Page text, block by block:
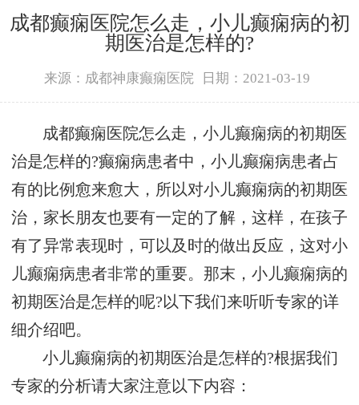
成都癫痫医院怎么走，小儿癫痫病的初
期医治是怎样的?
来源：成都神康癫痫医院 日期：2021-03-19
成都癫痫医院怎么走，小儿癫痫病的初期医
治是怎样的?癫痫病患者中，小儿癫痫病患者占
有的比例愈来愈大，所以对小儿癫痫病的初期医
治，家长朋友也要有一定的了解，这样，在孩子
有了异常表现时，可以及时的做出反应，这对小
儿癫痫病患者非常的重要。那末，小儿癫痫病的
初期医治是怎样的呢?以下我们来听听专家的详
细介绍吧。
小儿癫痫病的初期医治是怎样的?根据我们
专家的分析请大家注意以下内容：